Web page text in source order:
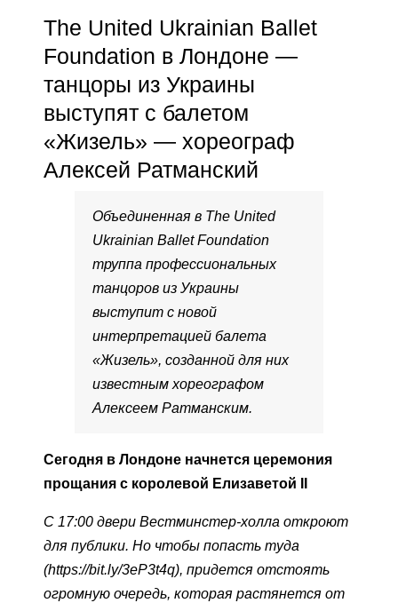
The United Ukrainian Ballet
Foundation в Лондоне —
танцоры из Украины
выступят с балетом
«Жизель» — хореограф
Алексей Ратманский
Объединенная в The United
Ukrainian Ballet Foundation
труппа профессиональных
танцоров из Украины
выступит с новой
интерпретацией балета
«Жизель», созданной для них
известным хореографом
Алексеем Ратманским.
Сегодня в Лондоне начнется церемония
прощания с королевой Елизаветой II
С 17:00 двери Вестминстер-холла откроют
для публики. Но чтобы попасть туда
(https://bit.ly/3eP3t4q), придется отстоять
огромную очередь, которая растянется от